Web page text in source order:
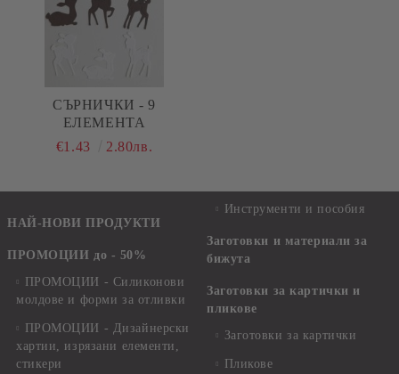
СЪРНИЧКИ - 9
ЕЛЕМЕНТА
€1.43
2.80лв.
НАЙ-НОВИ ПРОДУКТИ
ПРОМОЦИИ до - 50%
ПРОМОЦИИ - Силиконови
молдове и форми за отливки
ПРОМОЦИИ - Дизайнерски
хартии, изрязани елементи,
стикери
Инструменти и пособия
Заготовки и материали за
бижута
Заготовки за картички и
пликове
Заготовки за картички
Пликове